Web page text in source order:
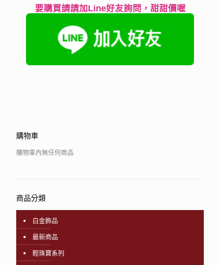
要購買請請加Line好友詢問，甜甜價喔
購物車
購物車內無任何商品
商品分類
白金飾品
最新商品
輕珠寶系列